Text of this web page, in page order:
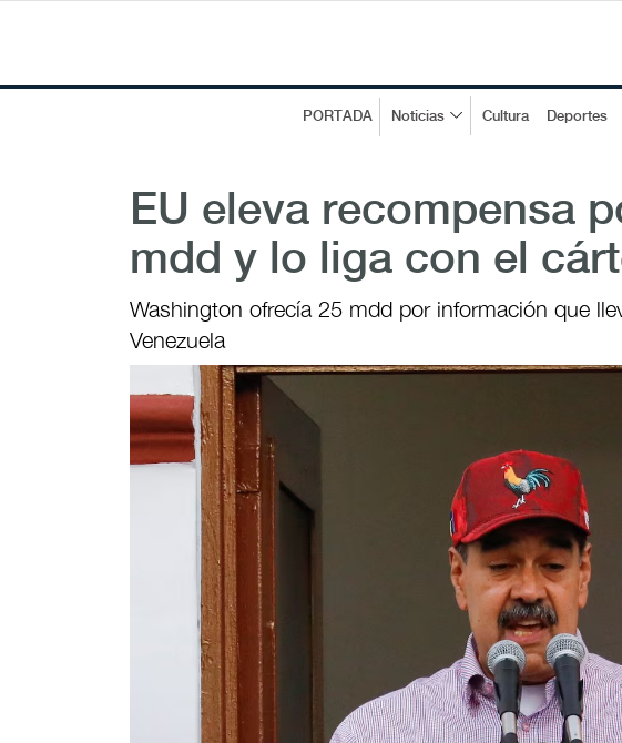
PORTADA Noticias Cultura Deportes
EU eleva recompensa
mdd y lo liga con el
Washington ofrecía 25 mdd por información que
Venezuela